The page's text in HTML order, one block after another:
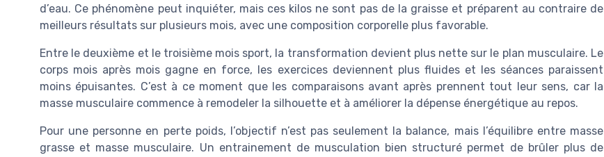
d’eau. Ce phénomène peut inquiéter, mais ces kilos ne sont pas de la graisse et préparent au contraire de
meilleurs résultats sur plusieurs mois, avec une composition corporelle plus favorable.
Entre le deuxième et le troisième mois sport, la transformation devient plus nette sur le plan musculaire. Le
corps mois après mois gagne en force, les exercices deviennent plus fluides et les séances paraissent
moins épuisantes. C’est à ce moment que les comparaisons avant après prennent tout leur sens, car la
masse musculaire commence à remodeler la silhouette et à améliorer la dépense énergétique au repos.
Pour une personne en perte poids, l’objectif n’est pas seulement la balance, mais l’équilibre entre masse
grasse et masse musculaire. Un entrainement de musculation bien structuré permet de brûler plus de